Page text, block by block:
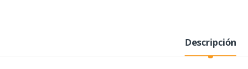
Descripción